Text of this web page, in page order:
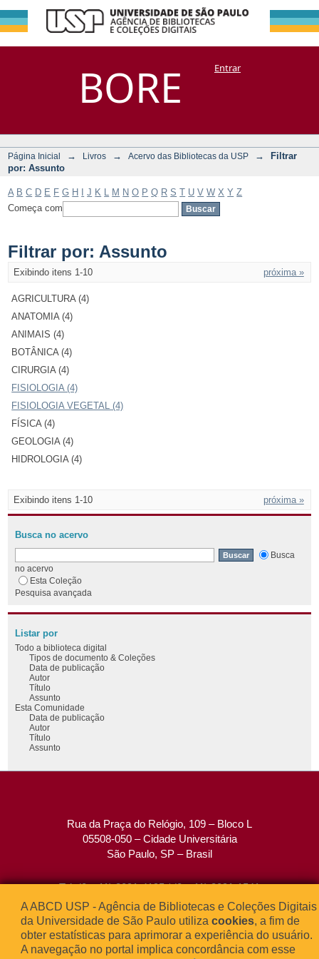
BORE
Filtrar por:
Assunto
DSpace/Manakin + CoriscoEntrar
Página Inicial → Livros → Acervo das Bibliotecas da USP →
Filtrar
por: Assunto
A B C D E F G H J K M N O P Q R S T U V W X Y Z
Começa com
Filtrar por: Assunto
Exibindo itens 1-10 próxima »
AGRICULTURA (4)
ANATOMIA (4)
ANIMAIS (4)
BOTÂNICA (4)
CIRURGIA (4)
FISIOLOGIA (4)
FISIOLOGIA VEGETAL (4)
FÍSICA (4)
GEOLOGIA (4)
HIDROLOGIA (4)
Exibindo itens 1-10 próxima »
Busca no acervo
Busca
no acervo
Esta Coleção
Pesquisa avançada
Listar por
Todo a biblioteca digital
Tipos de documento & Coleções
Data de publicação
Autor
Título
Assunto
Esta Comunidade
Data de publicação
Autor
Título
Assunto
Rua da Praça do Relógio, 109 – Bloco L
05508-050 – Cidade Universitária
São Paulo, SP – Brasil
Tel: (0xx11) 3091-4195 / (0xx11) 3091-1541
Fax: (0xx11) 3091-1567
E-mail:atendimento@abcd.usp.br
A ABCD USP - Agência de Bibliotecas e Coleções Digitais
da Universidade de São Paulo utiliza cookies, a fim de
obter estatísticas para aprimorar a experiência do usuário.
A navegação no portal implica concordância com esse